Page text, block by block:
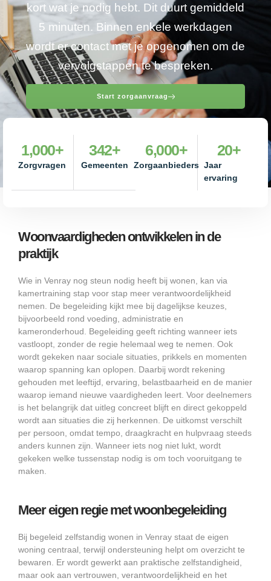
kort wat je nodig hebt. Dit duurt gemiddeld
5 minuten. Binnen enkele werkdagen
wordt er contact met je opgenomen om de
vervolgstappen te bespreken.
Start zorgaanvraag
Zorgvragen
1,000+
Gemeenten
342+
Zorgaanbieders
6,000+
Jaar
ervaring
20+
Woonvaardigheden ontwikkelen in de
praktijk
Wie in Venray nog steun nodig heeft bij wonen, kan via
kamertraining stap voor stap meer verantwoordelijkheid
nemen. De begeleiding kijkt mee bij dagelijkse keuzes,
bijvoorbeeld rond voeding, administratie en
kameronderhoud. Begeleiding geeft richting wanneer iets
vastloopt, zonder de regie helemaal weg te nemen. Ook
wordt gekeken naar sociale situaties, prikkels en momenten
waarop spanning kan oplopen. Daarbij wordt rekening
gehouden met leeftijd, ervaring, belastbaarheid en de manier
waarop iemand nieuwe vaardigheden leert. Voor deelnemers
is het belangrijk dat uitleg concreet blijft en direct gekoppeld
wordt aan situaties die zij herkennen. De uitkomst verschilt
per persoon, omdat tempo, draagkracht en hulpvraag steeds
anders kunnen zijn. Wanneer iets nog niet lukt, wordt
gekeken welke tussenstap nodig is om toch vooruitgang te
maken.
Meer eigen regie met woonbegeleiding
Bij begeleid zelfstandig wonen in Venray staat de eigen
woning centraal, terwijl ondersteuning helpt om overzicht te
bewaren. Er wordt gewerkt aan praktische zelfstandigheid,
maar ook aan vertrouwen, verantwoordelijkheid en het